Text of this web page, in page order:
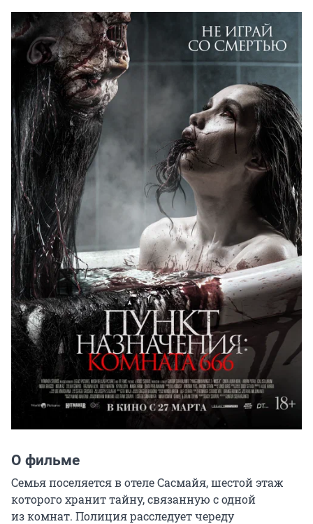
О фильме
Семья поселяется в отеле Сасмайя, шестой этаж
которого хранит тайну, связанную с одной
из комнат. Полиция расследует череду